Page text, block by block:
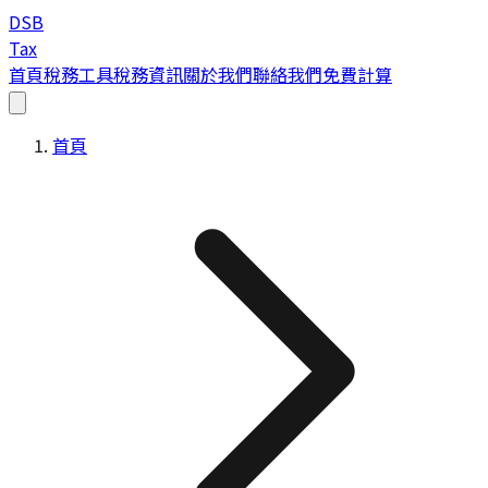
DSB
Tax
首頁稅務工具稅務資訊關於我們聯絡我們免費計算
首頁